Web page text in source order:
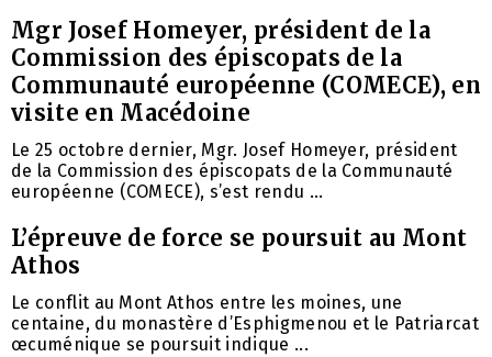
Mgr Josef Homeyer, président de la
Commission des épiscopats de la
Communauté européenne (COMECE), en
visite en Macédoine
Le 25 octobre dernier, Mgr. Josef Homeyer, président
de la Commission des épiscopats de la Communauté
européenne (COMECE), s’est rendu ...
L’épreuve de force se poursuit au Mont
Athos
Le conflit au Mont Athos entre les moines, une
centaine, du monastère d’Esphigmenou et le Patriarcat
œcuménique se poursuit indique ...